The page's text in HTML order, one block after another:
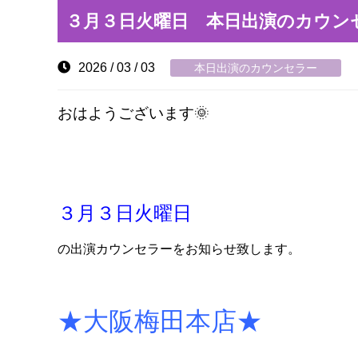
３月３日火曜日 本日出演のカウン
2026 / 03 / 03 本日出演のカウンセラー
おはようございます🌞
３月３日火曜日
の出演カウンセラーをお知らせ致します。
★大阪梅田本店★